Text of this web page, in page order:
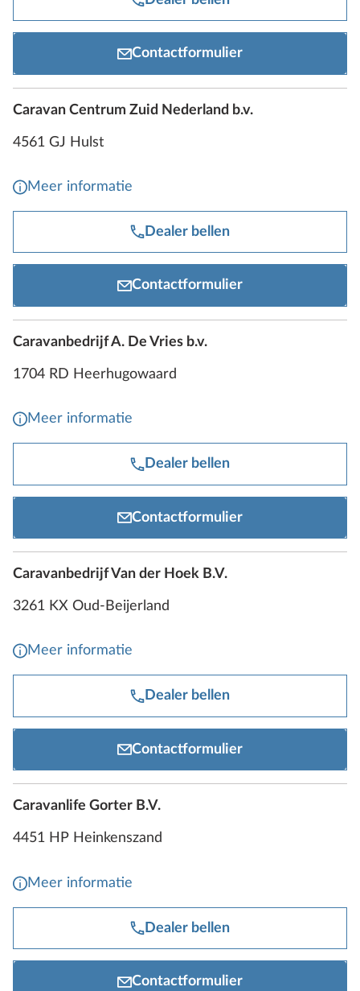
Contactformulier
Caravan Centrum Zuid Nederland b.v.
4561 GJ Hulst
Meer informatie
Dealer bellen
Contactformulier
Caravanbedrijf A. De Vries b.v.
1704 RD Heerhugowaard
Meer informatie
Dealer bellen
Contactformulier
Caravanbedrijf Van der Hoek B.V.
3261 KX Oud-Beijerland
Meer informatie
Dealer bellen
Contactformulier
Caravanlife Gorter B.V.
4451 HP Heinkenszand
Meer informatie
Dealer bellen
Contactformulier